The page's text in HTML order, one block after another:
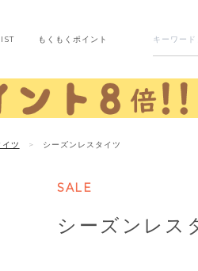
もくもくポイント
イツ シーズンレスタイツ
SALE
シーズンレス